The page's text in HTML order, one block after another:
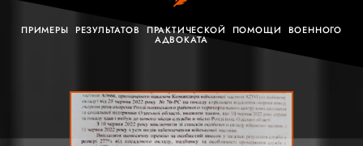
ПРИМЕРЫ РЕЗУЛЬТАТОВ ПРАКТИЧЕСКОЙ ПОМОЩИ ВОЕННОГО
АДВОКАТА